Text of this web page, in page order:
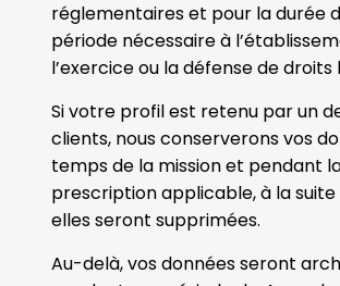
réglementaires et pour la durée
période nécessaire à
l’exercice ou la défense de droits
Si votre profil est retenu par un
clients, nous conserverons vos
temps de la mission et pendant
prescription applicable, à la suite
elles seront supprimées.
Au-delà, vos données seront